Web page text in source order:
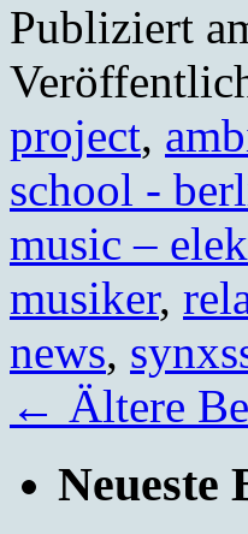
Publiziert
project,
school -
music –
musiker,
news,
← Ältere
Neueste